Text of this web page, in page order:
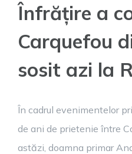
Înfrățire a
Carquefou
sosit azi la
În cadrul evenimentelor
de ani de prietenie între
astăzi, doamna primar